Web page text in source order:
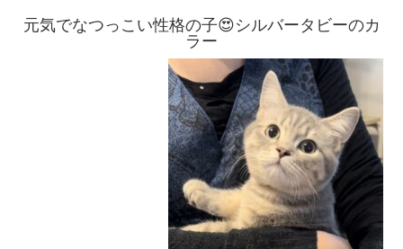
元気でなつっこい性格の子😍シルバータビーのカ
ラー